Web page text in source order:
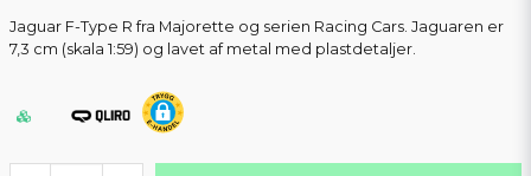
Jaguar F-Type R fra Majorette og serien Racing Cars. Jaguaren er
7,3 cm (skala 1:59) og lavet af metal med plastdetaljer.